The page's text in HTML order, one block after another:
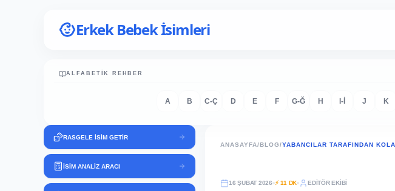
Erkek Bebek İsimleri
ALFABETIK REHBER
A B C-Ç D E F G-Ğ H I-İ J K
RASGELE İSİM GETİR
İSİM ANALİZ ARACI
ANASAYFA/BLOG/YABANCILAR TARAFINDAN
16 ŞUBAT 2026 ⚡ 11 DK EDİTÖR EKİBİ